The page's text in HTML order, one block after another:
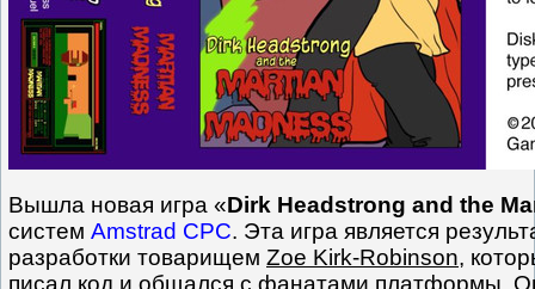
Вышла новая игра «Dirk Headstrong and the
систем Amstrad CPC. Эта игра является
разработки товарищем Zoe Kirk-Robinson,
писал код и общался с фанатами платформы.